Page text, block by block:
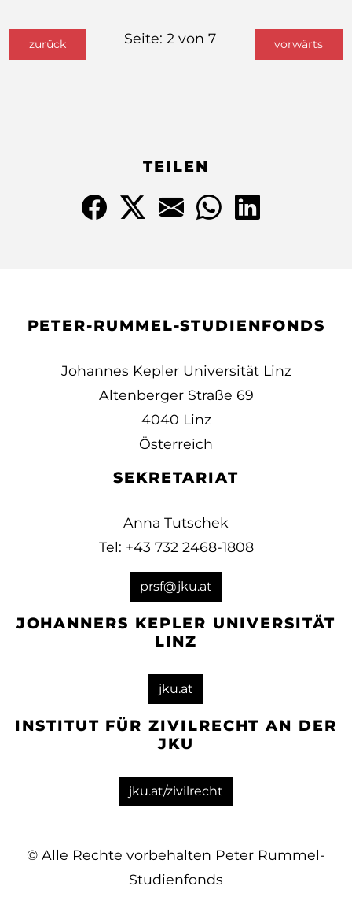
zurück Seite: 2 von 7 vorwärts
TEILEN
PETER-RUMMEL-STUDIENFONDS
Johannes Kepler Universität Linz
Altenberger Straße 69
4040 Linz
Österreich
SEKRETARIAT
Anna Tutschek
Tel: +43 732 2468-1808
prsf@jku.at
JOHANNERS KEPLER UNIVERSITÄT
LINZ
jku.at
INSTITUT FÜR ZIVILRECHT AN DER
JKU
jku.at/zivilrecht
© Alle Rechte vorbehalten Peter Rummel-
Studienfonds